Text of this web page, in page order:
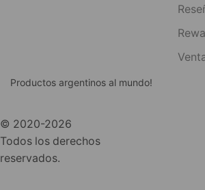
Productos argentinos al mundo!
© 2020-2026
Todos los derechos
reservados.